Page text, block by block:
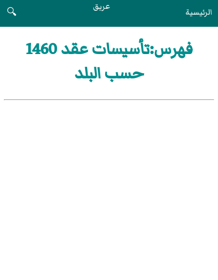
الرئيسية عريق
🔍
فهرس:تأسيسات عقد 1460
حسب البلد